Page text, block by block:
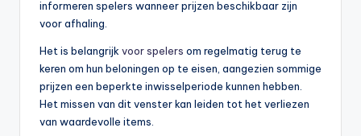
informeren spelers wanneer prijzen beschikbaar zijn
voor afhaling.
Het is belangrijk voor spelers om regelmatig terug te
keren om hun beloningen op te eisen, aangezien sommige
prijzen een beperkte inwisselperiode kunnen hebben.
Het missen van dit venster kan leiden tot het verliezen
van waardevolle items.